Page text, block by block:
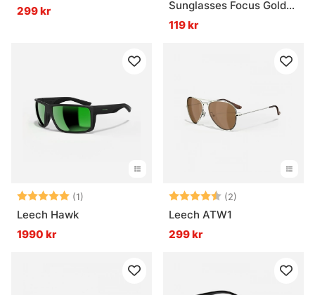
299 kr
Sunglasses Focus Gold
Frame Grey Lens
119 kr
Betyg: (1)
5.0 utav 5 stjärnor
Leech Hawk
1990 kr
Betyg: (2)
Leech ATW1
299 kr